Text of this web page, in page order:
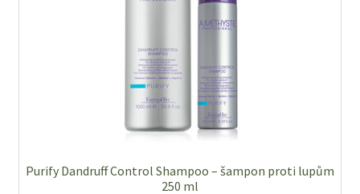
Purify Dandruff Control Shampoo – šampon proti lupům
250 ml